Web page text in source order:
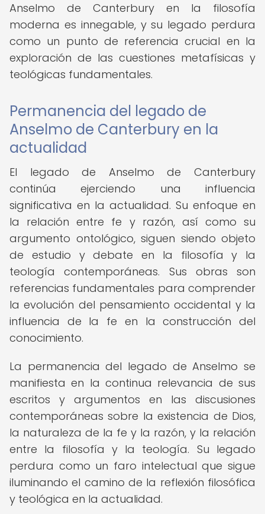
Anselmo de Canterbury en la filosofía
moderna es innegable, y su legado perdura
como un punto de referencia crucial en la
exploración de las cuestiones metafísicas y
teológicas fundamentales.
Permanencia del legado de
Anselmo de Canterbury en la
actualidad
El legado de Anselmo de Canterbury
continúa ejerciendo una influencia
significativa en la actualidad. Su enfoque en
la relación entre fe y razón, así como su
argumento ontológico, siguen siendo objeto
de estudio y debate en la filosofía y la
teología contemporáneas. Sus obras son
referencias fundamentales para comprender
la evolución del pensamiento occidental y la
influencia de la fe en la construcción del
conocimiento.
La permanencia del legado de Anselmo se
manifiesta en la continua relevancia de sus
escritos y argumentos en las discusiones
contemporáneas sobre la existencia de Dios,
la naturaleza de la fe y la razón, y la relación
entre la filosofía y la teología. Su legado
perdura como un faro intelectual que sigue
iluminando el camino de la reflexión filosófica
y teológica en la actualidad.